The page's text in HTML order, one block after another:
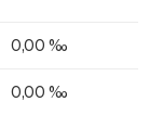
0,00 ‰
0,00 ‰